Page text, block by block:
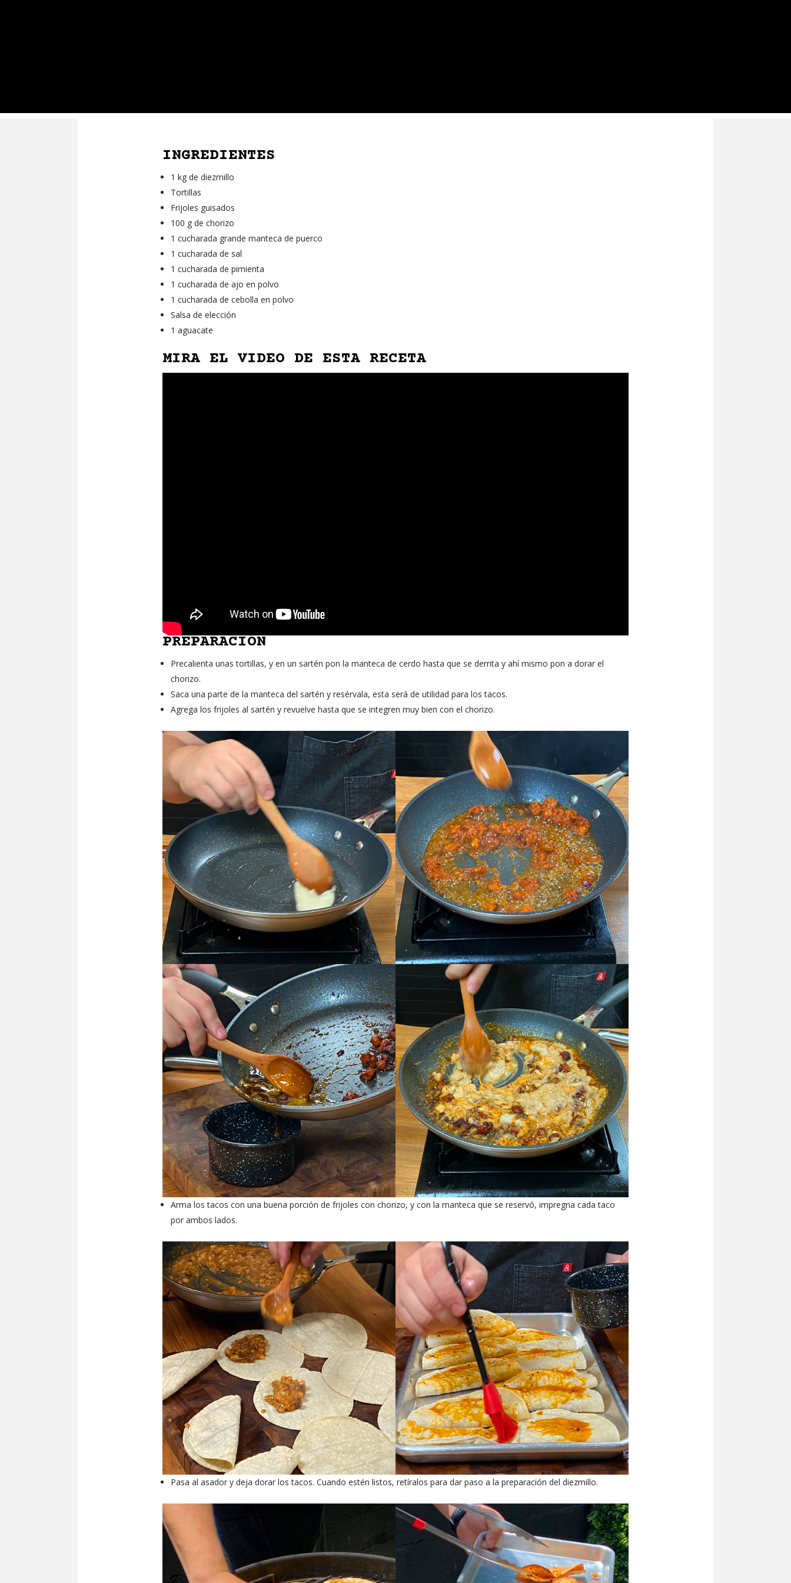
INGREDIENTES
1 kg de diezmillo
Tortillas
Frijoles guisados
100 g de chorizo
1 cucharada grande manteca de puerco
1 cucharada de sal
1 cucharada de pimienta
1 cucharada de ajo en polvo
1 cucharada de cebolla en polvo
Salsa de elección
1 aguacate
MIRA EL VIDEO DE ESTA RECETA
PREPARACIÓN
Precalienta unas tortillas, y en un sartén pon la manteca de cerdo hasta que se derrita y ahí mismo pon a dorar el
chorizo.
Saca una parte de la manteca del sartén y resérvala, esta será de utilidad para los tacos.
Agrega los frijoles al sartén y revuelve hasta que se integren muy bien con el chorizo.
Arma los tacos con una buena porción de frijoles con chorizo, y con la manteca que se reservó, impregna cada taco
por ambos lados.
Pasa al asador y deja dorar los tacos. Cuando estén listos, retíralos para dar paso a la preparación del diezmillo.